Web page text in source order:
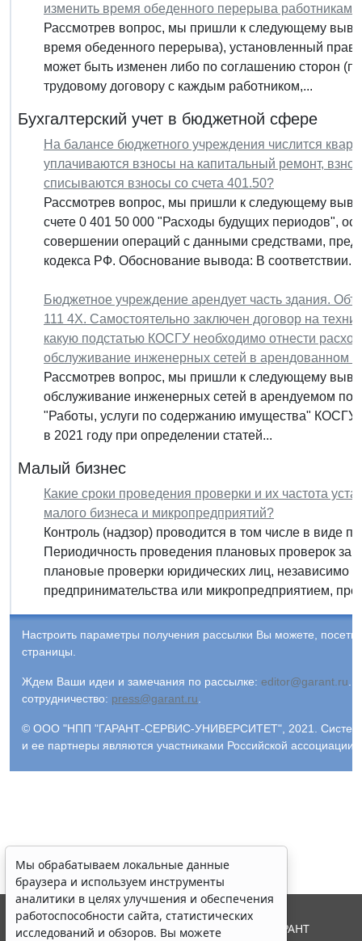
изменить время обеденного перерыва работникам?
Рассмотрев вопрос, мы пришли к следующему
время обеденного перерыва), установленный
может быть изменен либо по соглашению сторон
трудовому договору с каждым работником,...
Бухгалтерский учет в бюджетной сфере
На балансе бюджетного учреждения числится
уплачиваются взносы на капитальный ремонт,
списываются взносы со счета 401.50?
Рассмотрев вопрос, мы пришли к следующему
счете 0 401 50 000 "Расходы будущих периодов",
совершении операций с данными средствами,
кодекса РФ. Обоснование вывода: В соответствии...
Бюджетное учреждение арендует часть здания.
111 4Х. Самостоятельно заключен договор на
какую подстатью КОСГУ необходимо отнести
обслуживание инженерных сетей в арендованном
Рассмотрев вопрос, мы пришли к следующему
обслуживание инженерных сетей в арендуемом
"Работы, услуги по содержанию имущества"
в 2021 году при определении статей...
Малый бизнес
Какие сроки проведения проверки и их частота
малого бизнеса и микропредприятий?
Контроль (надзор) проводится в том числе в виде
Периодичность проведения плановых проверок
плановые проверки юридических лиц, независимо
предпринимательства или микропредприятием,
Настроить параметры получения рассылки Вы можете,
страницы.
Ждем Ваши идеи и замечания по рассылке: editor@garant.ru
сотрудничество: press@garant.ru
© ООО "НПП "ГАРАНТ-СЕРВИС-УНИВЕРСИТЕТ", 2021. Система
и ее партнеры являются участниками Российской
Мы обрабатываем локальные данные
браузера и используем инструменты
аналитики в целях улучшения и обеспечения
работоспособности сайта, статистических
исследований и обзоров. Вы можете
© ООО "НПП "ГАРАНТ-СЕРВИС", 2026. Система ГАРАНТ